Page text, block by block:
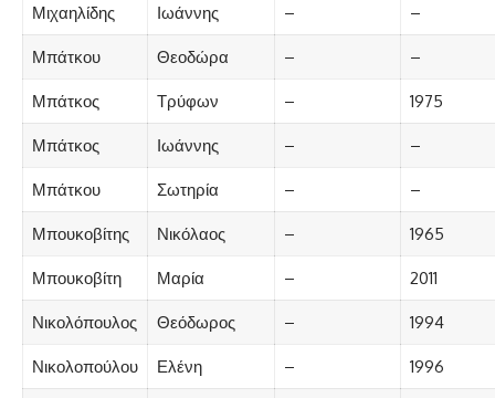
Μιχαηλίδης Ιωάννης – –
Μπάτκου Θεοδώρα – –
Μπάτκος Τρύφων – 1975
Μπάτκος Ιωάννης – –
Μπάτκου Σωτηρία – –
Μπουκοβίτης Νικόλαος – 1965
Μπουκοβίτη Μαρία – 2011
Νικολόπουλος Θεόδωρος – 1994
Νικολοπούλου Ελένη – 1996